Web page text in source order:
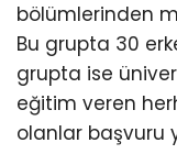
bölümlerinden
Bu grupta 30
grupta ise
eğitim veren
olanlar başvuru